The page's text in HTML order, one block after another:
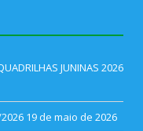
JUNINAS 2026
2026 19 de maio de 2026